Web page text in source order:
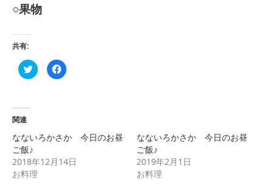
○果物
共有:
ク
リ
有
(新
ウ
ィ
ン
Facebook
で
リ
ッ
て
関連
なないろかさか 今日のお昼
ご飯♪
2018年12月14日
お料理
なないろかさか 今日のお昼
ご飯♪
2019年2月1日
お料理